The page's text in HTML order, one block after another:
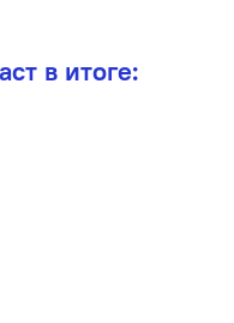
в итоге: